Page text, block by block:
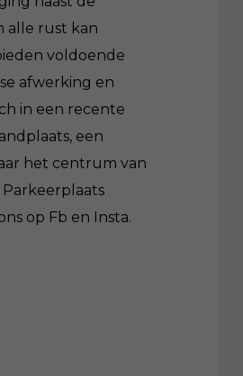
alle rust kan
voldoende
afwerking en
in een recente
een
het centrum van
op Fb en Insta.